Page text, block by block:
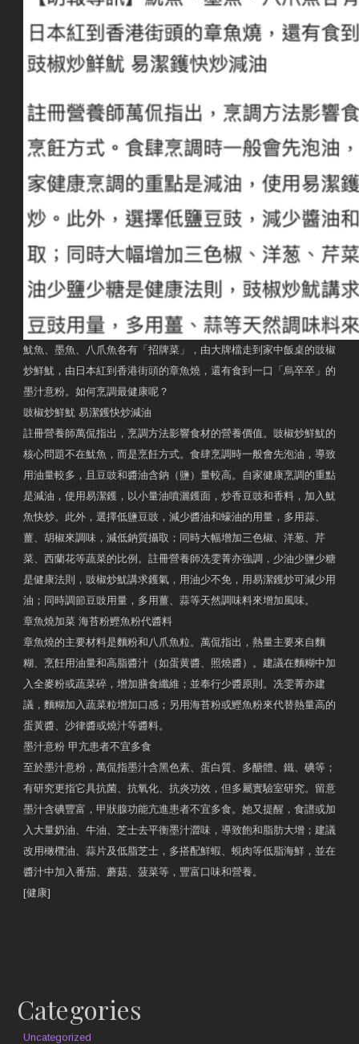
魷魚、墨魚、八爪魚各有「招牌菜」，由大牌檔走到家中飯桌的豉椒
炒鮮魷，由日本紅到香港街頭的章魚燒，還有食到一口「烏卒卒」的
墨汁意粉。如何烹調最健康呢？
豉椒炒鮮魷 易潔鑊快炒減油
註冊營養師萬侃指出，烹調方法影響食材的營養價值。豉椒炒鮮魷的
核心問題不在魷魚，而是烹飪方式。食肆烹調時一般會先泡油，導致
用油量較多，且豆豉和醬油含鈉（鹽）量較高。自家健康烹調的重點
是減油，使用易潔鑊，以小量油噴灑鑊面，炒香豆豉和香料，加入魷
魚快炒。此外，選擇低鹽豆豉，減少醬油和蠔油的用量，多用蒜、
薑、胡椒來調味，減低鈉質攝取；同時大幅增加三色椒、洋葱、芹
菜、西蘭花等蔬菜的比例。註冊營養師冼雯菁亦強調，少油少鹽少糖
是健康法則，豉椒炒魷講求鑊氣，用油少不免，用易潔鑊炒可減少用
油；同時調節豆豉用量，多用薑、蒜等天然調味料來增加風味。
章魚燒加菜 海苔粉鰹魚粉代醬料
章魚燒的主要材料是麵粉和八爪魚粒。萬侃指出，熱量主要來自麵
糊、烹飪用油量和高脂醬汁（如蛋黄醬、照燒醬）。建議在麵糊中加
入全麥粉或蔬菜碎，增加膳食纖維；並奉行少醬原則。冼雯菁亦建
議，麵糊加入蔬菜粒增加口感；另用海苔粉或鰹魚粉來代替熱量高的
蛋黃醬、沙律醬或燒汁等醬料。
墨汁意粉 甲亢患者不宜多食
至於墨汁意粉，萬侃指墨汁含黑色素、蛋白質、多醣體、鐵、碘等；
有研究更指它具抗菌、抗氧化、抗炎功效，但多屬實驗室研究。留意
墨汁含碘豐富，甲狀腺功能亢進患者不宜多食。她又提醒，食譜或加
入大量奶油、牛油、芝士去平衡墨汁澀味，導致飽和脂肪大增；建議
改用橄欖油、蒜片及低脂芝士，多搭配鮮蝦、蜆肉等低脂海鮮，並在
醬汁中加入番茄、蘑菇、菠菜等，豐富口味和營養。
[健康]
Categories
Uncategorized